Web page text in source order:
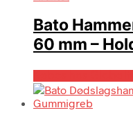
Bato
60 mm –